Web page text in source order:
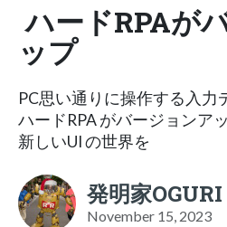
ハードRPAが
ップ
PC思い通りに操作する入力
ハードRPA がバージョンア
新しいUI の世界を
発明家OGURI
November 15, 2023